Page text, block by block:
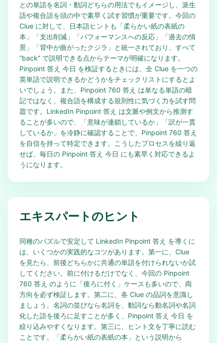
との単語を名詞・動詞どちらの用法でもイメージし、派生
語や複合語を頭の中で素早く試す習慣が重要です。今回の
Clue に対して、日本語ヒントも「柔らかい紙の表紙の
本」「支出削減」「パフォーマンスへの反応」「過去の情
景」「背中が曲がったクジラ」と統一されており、すべて
“back” で説明できる点からテーマが明確になります。
Pinpoint 答え 今日 を検証するときには、全 Clue を一つの
英単語で説明できるかどうかをチェックリストにするとよ
いでしょう。また、Pinpoint 760 答え は単なる単語の暗
記ではなく、複合語を構成する規則性に気づく力を試す問
題です。LinkedIn Pinpoint 答え は文脈や例文から推測す
ることが多いので、「意味が連鎖しているか」「訳が一貫
しているか」を冷静に確認することで、Pinpoint 760 答え
を自信を持って特定できます。こうしたプロセスを繰り返
せば、毎日の Pinpoint 答え 今日 にも素早く対応できるよ
うになります。
エキスパートのヒント
同種のパズルで安定して LinkedIn Pinpoint 答え を導くに
は、いくつかの実践的なコツがあります。第一に、Clue
を見たら、前後どちらかに共通の単語を付けられないか試
してください。前に付けるだけでなく、今回の Pinpoint
760 答え のように「後ろに付く」ケースも多いので、両
方向を必ず検証します。第二に、各 Clue の品詞を意識し
ましょう。名詞の並びなら名詞を、動詞なら動名詞や名詞
化した語を後ろに足すことが多く、Pinpoint 答え 今日 を
絞り込みやすくなります。第三に、ヒント文を丁寧に読む
ことです。「柔らかい紙の表紙の本」という説明から